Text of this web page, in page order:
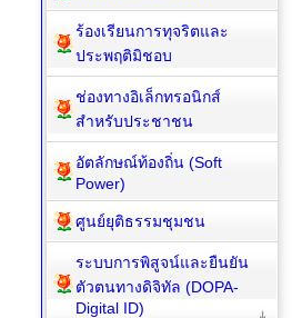
ร้องเรียนการทุจริตและ
ประพฤติมิชอบ
ช่องทางอิเล็กทรอนิกส์
สำหรับประชาชน
อัตลักษณ์ท้องถิ่น (Soft
Power)
ศูนย์ยุติธรรมชุมชน
ระบบการพิสูจน์และยืนยัน
ตัวตนทางดิจิทัล (DOPA-
Digital ID)